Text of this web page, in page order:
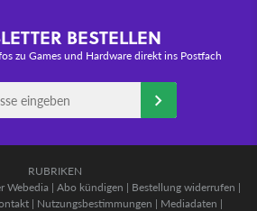
BESTELLEN
zu Games und Hardware direkt ins Postfach
RUBRIKEN
Webedia | Abo kündigen | Bestellung widerrufen |
| Nutzungsbestimmungen | Mediadaten |